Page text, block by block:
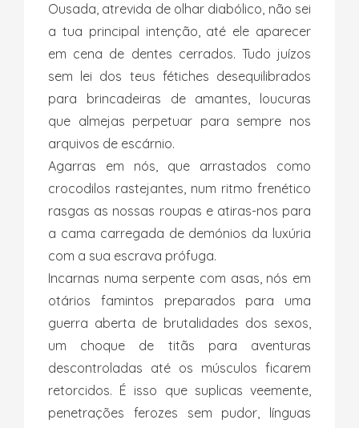
Ousada, atrevida de olhar diabólico, não sei
a tua principal intenção, até ele aparecer
em cena de dentes cerrados. Tudo juízos
sem lei dos teus fétiches desequilibrados
para brincadeiras de amantes, loucuras
que almejas perpetuar para sempre nos
arquivos de escárnio.
Agarras em nós, que arrastados como
crocodilos rastejantes, num ritmo frenético
rasgas as nossas roupas e atiras-nos para
a cama carregada de demónios da luxúria
com a sua escrava prófuga.
Incarnas numa serpente com asas, nós em
otários famintos preparados para uma
guerra aberta de brutalidades dos sexos,
um choque de titãs para aventuras
descontroladas até os músculos ficarem
retorcidos. É isso que suplicas veemente,
penetrações ferozes sem pudor, línguas